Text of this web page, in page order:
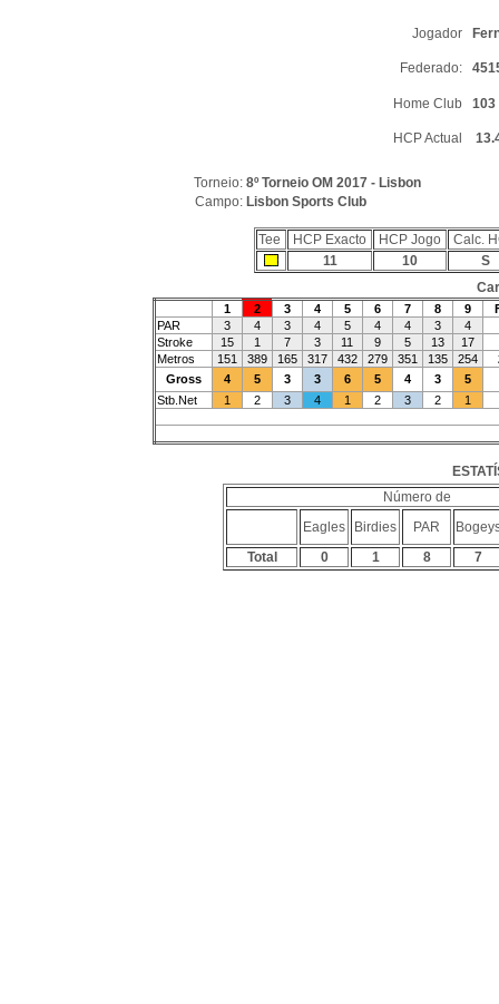
Jogador
Federado:
Home Club 103
HCP Actual
Torneio: 8º Torneio OM 2017 - Lisbon
Campo: Lisbon Sports Club
Tee HCP Exacto HCP Jogo
Calc.
11
10
S
1 2 3 4 5 6 7 8 9
PAR
3 4 3 4 5 4 4 3
4
Stroke
15 1 7 3 11 9 5 13
17
Metros
151 389 165 317 432 279 351 135 254
Gross
4 5 3 3 6 5 4 3
5
Stb.Net
1 2 3 4 1 2 3 2 1
Número de
Eagles
Birdies PAR
Total
0 1 8 7